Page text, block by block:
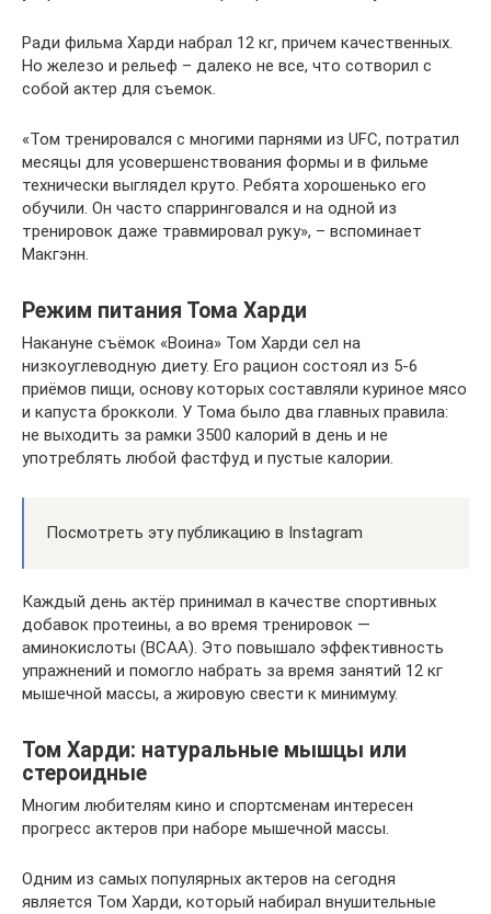
Ради фильма Харди набрал 12 кг, причем качественных.
Но железо и рельеф – далеко не все, что сотворил с
собой актер для съемок.
«Том тренировался с многими парнями из UFC, потратил
месяцы для усовершенствования формы и в фильме
технически выглядел круто. Ребята хорошенько его
обучили. Он часто спарринговался и на одной из
тренировок даже травмировал руку», – вспоминает
Макгэнн.
Режим питания Тома Харди
Накануне съёмок «Воина» Том Харди сел на
низкоуглеводную диету. Его рацион состоял из 5-6
приёмов пищи, основу которых составляли куриное мясо
и капуста брокколи. У Тома было два главных правила:
не выходить за рамки 3500 калорий в день и не
употреблять любой фастфуд и пустые калории.
Посмотреть эту публикацию в Instagram
Каждый день актёр принимал в качестве спортивных
добавок протеины, а во время тренировок —
аминокислоты (ВСАА). Это повышало эффективность
упражнений и помогло набрать за время занятий 12 кг
мышечной массы, а жировую свести к минимуму.
Том Харди: натуральные мышцы или
стероидные
Многим любителям кино и спортсменам интересен
прогресс актеров при наборе мышечной массы.
Одним из самых популярных актеров на сегодня
является Том Харди, который набирал внушительные